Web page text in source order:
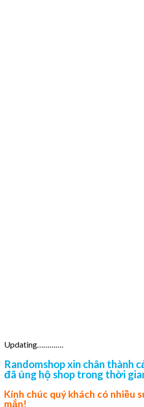
Updating………….
Randomshop xin chân thành
đã ủng hộ shop trong thời
Kính chúc quý khách có nhiều
mắn!